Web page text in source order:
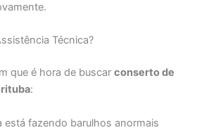
Técnica?
que é hora de buscarconserto de
:
está fazendo barulhos anormais